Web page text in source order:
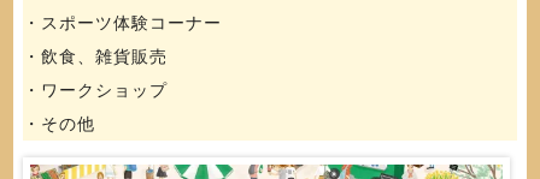
・スポーツ体験コーナー
・飲食、雑貨販売
・ワークショップ
・その他